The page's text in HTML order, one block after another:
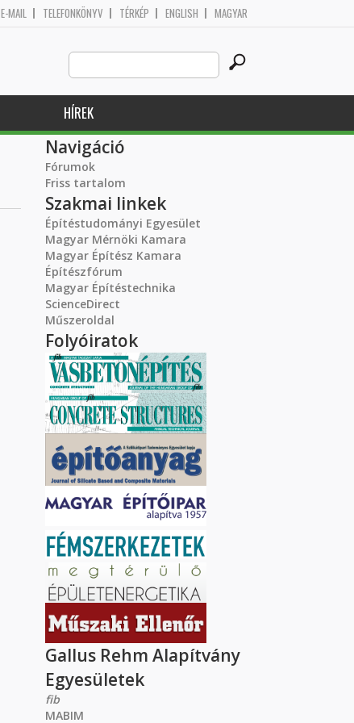
E-MAIL TELEFONKÖNYV TÉRKÉP ENGLISH MAGYAR
Search
this
site
HÍREK
Navigáció
Fórumok
Friss tartalom
Szakmai linkek
Építéstudományi Egyesület
Magyar Mérnöki Kamara
Magyar Építész Kamara
Építészfórum
Magyar Építéstechnika
ScienceDirect
Műszeroldal
Folyóiratok
Gallus Rehm Alapítvány
Egyesületek
fib
MABIM